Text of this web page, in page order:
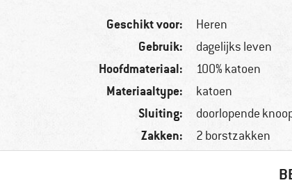
Geschikt voor: Heren
Gebruik: dagelijks leven
Hoofdmateriaal: 100% katoen
Materiaaltype: katoen
Sluiting: doorlopende
Zakken: 2 borstzakken